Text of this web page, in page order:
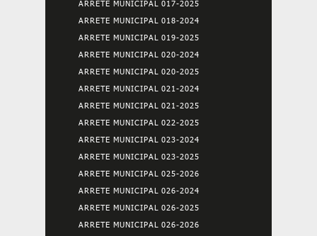
ARRETE MUNICIPAL 017-2025
ARRETE MUNICIPAL 018-2024
ARRETE MUNICIPAL 019-2025
ARRETE MUNICIPAL 020-2024
ARRETE MUNICIPAL 020-2025
ARRETE MUNICIPAL 021-2024
ARRETE MUNICIPAL 021-2025
ARRETE MUNICIPAL 022-2025
ARRETE MUNICIPAL 023-2024
ARRETE MUNICIPAL 023-2025
ARRETE MUNICIPAL 025-2026
ARRETE MUNICIPAL 026-2024
ARRETE MUNICIPAL 026-2025
ARRETE MUNICIPAL 026-2026